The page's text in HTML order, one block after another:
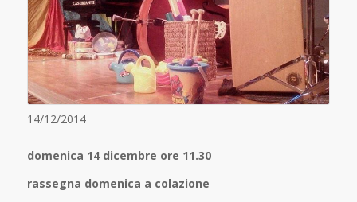
14/12/2014
domenica 14 dicembre ore 11.30
rassegna domenica a colazione